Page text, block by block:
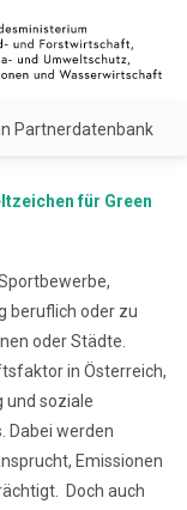
in Partnerdatenbank
für Green
beruflich oder zu
oder Städte.
in Österreich,
und soziale
Dabei werden
Emissionen
Doch auch